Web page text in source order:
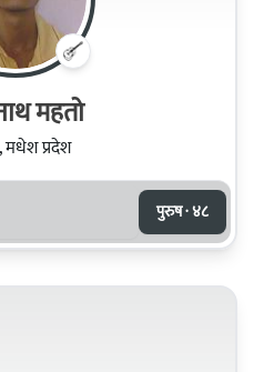
महतो
मधेश प्रदेश
पुरुष · ४८